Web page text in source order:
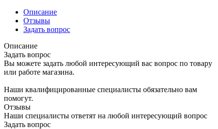
Описание
Отзывы
Задать вопрос
Описание
Задать вопрос
Вы можете задать любой интересующий вас вопрос по товару
или работе магазина.
Наши квалифицированные специалисты обязательно вам
помогут.
Отзывы
Наши специалисты ответят на любой интересующий вопрос
Задать вопрос